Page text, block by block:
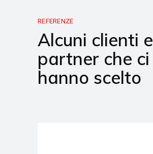
REFERENZE
Alcuni clienti e
partner che ci
hanno scelto